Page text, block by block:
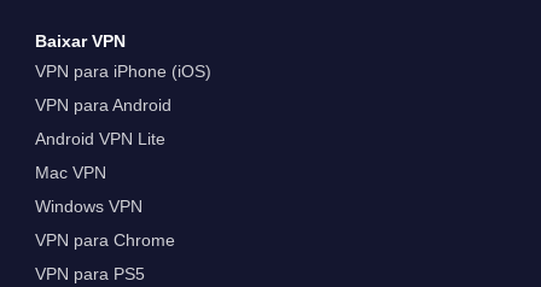
Baixar VPN
VPN para iPhone (iOS)
VPN para Android
Android VPN Lite
Mac VPN
Windows VPN
VPN para Chrome
VPN para PS5